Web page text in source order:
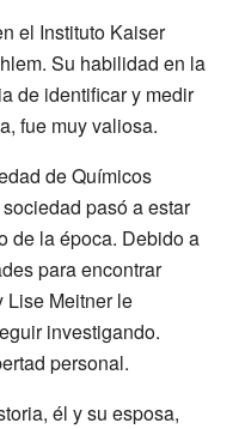
el Instituto Kaiser
Su habilidad en la
de identificar y medir
fue muy valiosa.
de Químicos
pasó a estar
de la época. Debido a
para encontrar
Lise Meitner le
investigando.
personal.
él y su esposa,